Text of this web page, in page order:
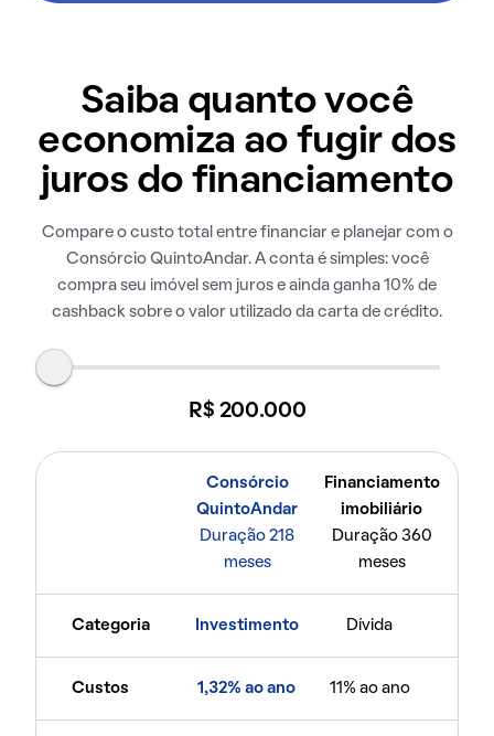
Saiba quanto você
economiza ao fugir dos
juros do financiamento
Compare o custo total entre financiar e planejar com o
Consórcio QuintoAndar. A conta é simples: você
compra seu imóvel sem juros e ainda ganha 10% de
cashback sobre o valor utilizado da carta de crédito.
R$ 200.000
Consórcio
QuintoAndar
Duração 218
meses
Financiamento
imobiliário
Duração 360
meses
Categoria Investimento Dívida
Custos 1,32% ao ano 11% ao ano